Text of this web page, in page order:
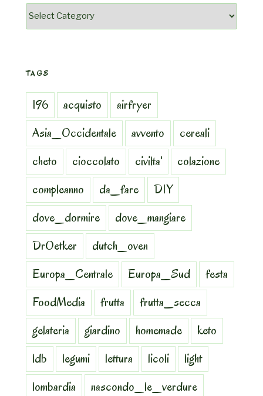
Categorie
TAGS
196 acquisto
airfryer
Asia_Occidentale
avvento
cereali
cheto
cioccolato civilta'
colazione
compleanno
da_fare
DIY
dove_dormire
dove_mangiare
DrOetker
dutch_oven
Europa_Centrale
Europa_Sud
festa
FoodMedia
frutta
frutta_secca
gelateria
giardino homemade
keto
ldb
legumi lettura licoli
light
lombardia
nascondo_le_verdure